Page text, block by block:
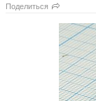
Поделиться